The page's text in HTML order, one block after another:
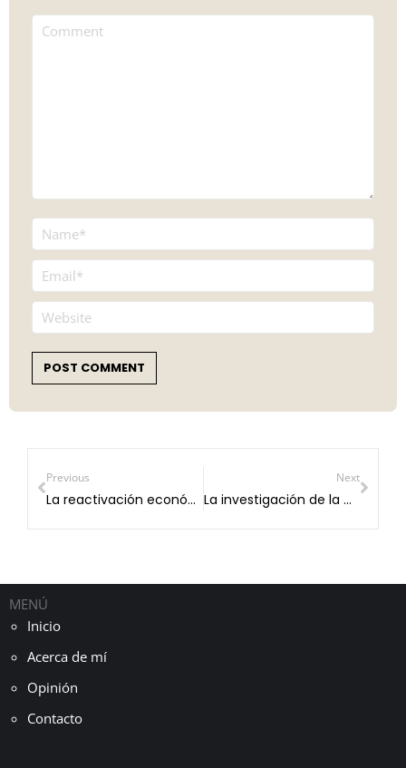
Comment
Name *
Email *
Website
POST COMMENT
Previous
La reactivación económica está en manos del gobierno.
Next
La investigación de la Cannabis es un tema reciente en México.
MENÚ
Inicio
Acerca de mí
Opinión
Contacto